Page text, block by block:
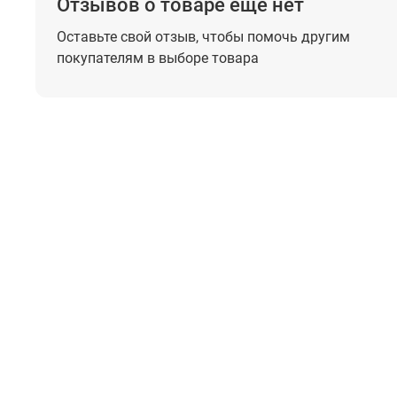
Отзывов о товаре еще нет
Оставьте свой отзыв, чтобы помочь другим
покупателям в выборе товара